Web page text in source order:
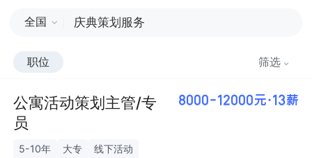
全国
职位 筛选
公寓活动策划主管/专
员
8000-12000元·13薪
5-10年 大专 线下活动